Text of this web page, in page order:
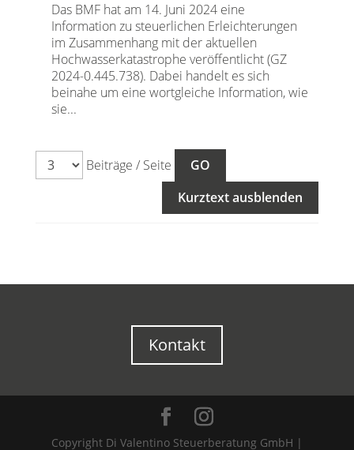
Das BMF hat am 14. Juni 2024 eine
Information zu steuerlichen Erleichterungen
im Zusammenhang mit der aktuellen
Hochwasserkatastrophe veröffentlicht (GZ
2024-0.445.738). Dabei handelt es sich
beinahe um eine wortgleiche Information, wie
sie...
Beiträge / Seite
Kurztext ausblenden
Kontakt
Copyright Di Valentino Steuerberatung GmbH |